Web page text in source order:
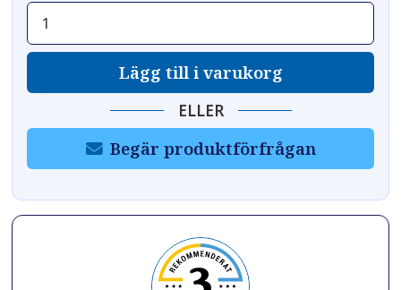
Utbytesglas
UVR
Lägg till i varukorg
ELLER
Begär produktförfrågan